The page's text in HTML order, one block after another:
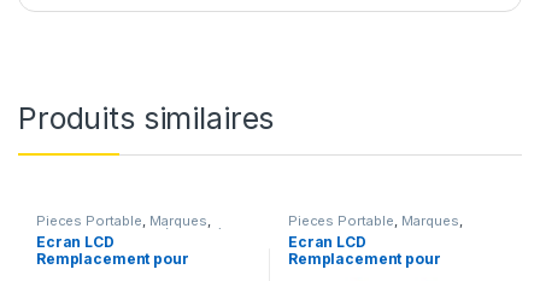
Produits similaires
Pieces Portable Marques
Apple iPhone 5 SE (1er Gen)
Ecran LCD
Remplacement pour
Pieces Portable Marques
Apple iPhone 5s
Ecran LCD
Remplacement pour